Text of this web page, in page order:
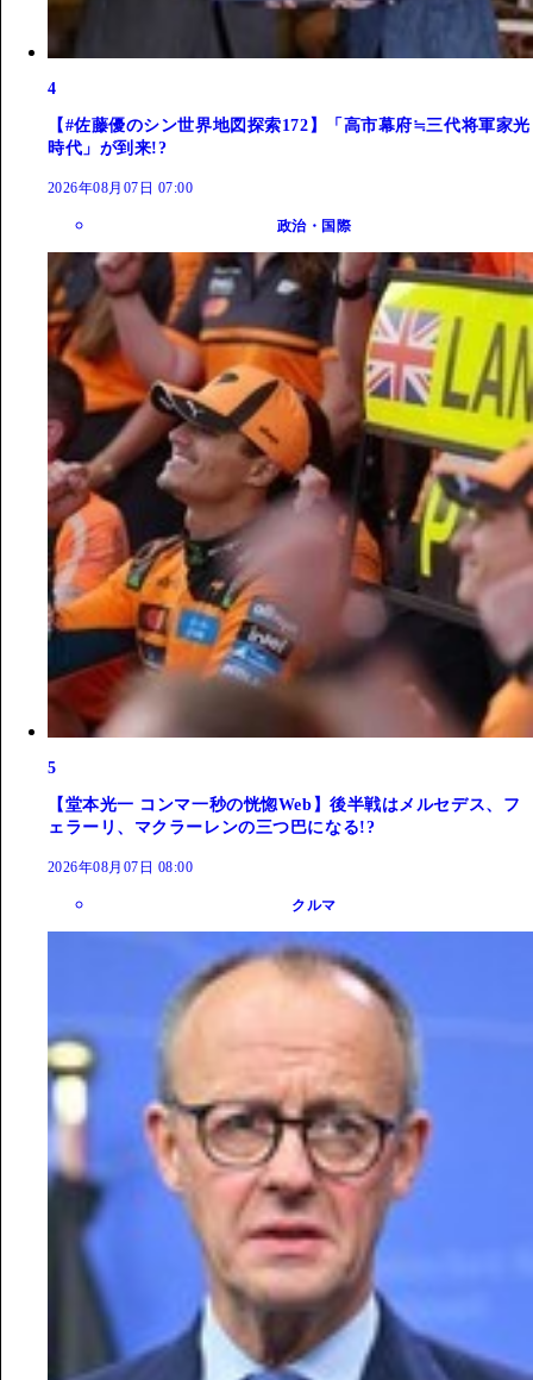
4
【#佐藤優のシン世界地図探索172】「高市幕府≒三代将軍家光
時代」が到来!?
2026年08月07日 07:00
政治・国際
5
【堂本光一 コンマ一秒の恍惚Web】後半戦はメルセデス、フ
ェラーリ、マクラーレンの三つ巴になる!?
2026年08月07日 08:00
クルマ